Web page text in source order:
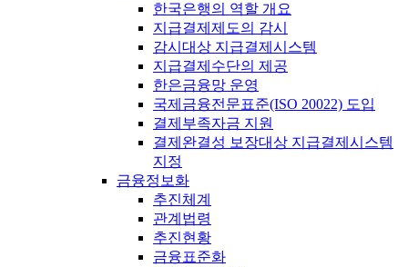
한국은행의 역할 개요
지급결제제도의 감시
감시대상 지급결제시스템
지급결제수단의 제공
한은금융망 운영
국제금융전문표준(ISO 20022) 도입
결제부족자금 지원
결제완결성 보장대상 지급결제시스템
지정
금융정보화
추진체계
관계법령
추진현황
금융표준화